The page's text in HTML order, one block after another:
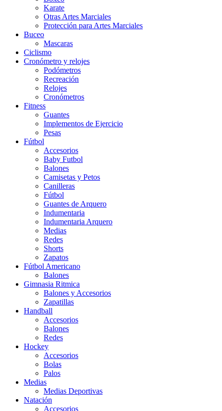
Karate
Otras Artes Marciales
Protección para Artes Marciales
Buceo
Mascaras
Ciclismo
Cronómetro y relojes
Podómetros
Recreación
Relojes
Cronómetros
Fitness
Guantes
Implementos de Ejercicio
Pesas
Fútbol
Accesorios
Baby Futbol
Balones
Camisetas y Petos
Canilleras
Fútbol
Guantes de Arquero
Indumentaria
Indumentaria Arquero
Medias
Redes
Shorts
Zapatos
Fútbol Americano
Balones
Gimnasia Ritmica
Balones y Accesorios
Zapatillas
Handball
Accesorios
Balones
Redes
Hockey
Accesorios
Bolas
Palos
Medias
Medias Deportivas
Natación
Accesorios